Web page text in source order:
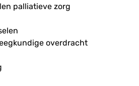
palliatieve zorg
overdracht